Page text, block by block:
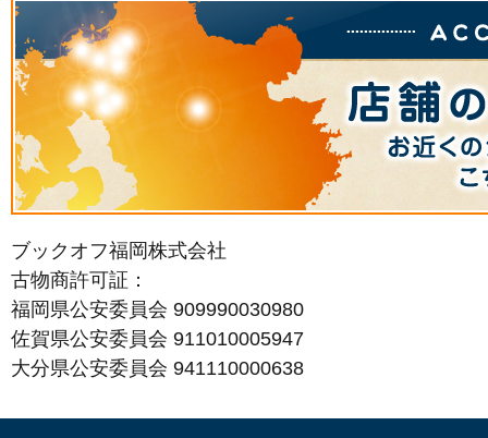
ブックオフ福岡株式会社
古物商許可証：
福岡県公安委員会 909990030980
佐賀県公安委員会 911010005947
大分県公安委員会 941110000638